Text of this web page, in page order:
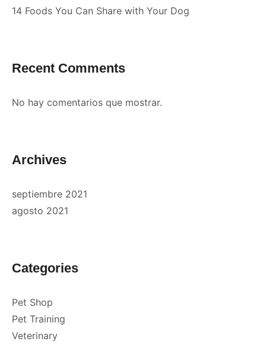
14 Foods You Can Share with Your Dog
Recent Comments
No hay comentarios que mostrar.
Archives
septiembre 2021
agosto 2021
Categories
Pet Shop
Pet Training
Veterinary